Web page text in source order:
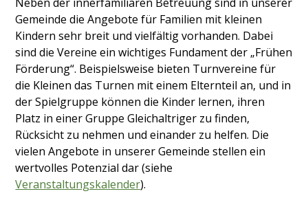
Gemeinde die Angebote für Familien mit kleinen
Kindern sehr breit und vielfältig vorhanden. Dabei
sind die Vereine ein wichtiges Fundament der „Frühen
Förderung“. Beispielsweise bieten Turnvereine für
die Kleinen das Turnen mit einem Elternteil an, und in
der Spielgruppe können die Kinder lernen, ihren
Platz in einer Gruppe Gleichaltriger zu finden,
Rücksicht zu nehmen und einander zu helfen. Die
vielen Angebote in unserer Gemeinde stellen ein
wertvolles Potenzial dar (siehe
Veranstaltungskalender).